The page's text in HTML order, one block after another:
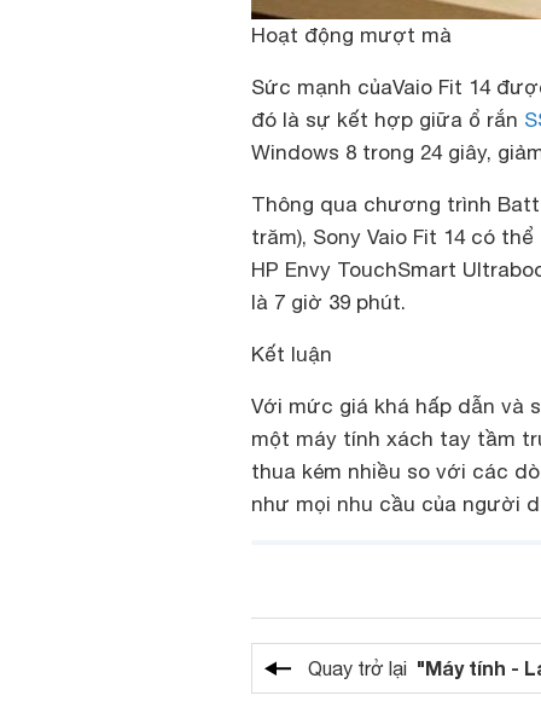
Hoạt động mượt mà
Sức mạnh củaVaio Fit 14
đó là sự kết hợp giữa ổ rắn
Windows 8 trong 24 giây,
Thông qua chương trình
trăm), Sony Vaio Fit 14 có
HP Envy TouchSmart
là 7 giờ 39 phút.
Kết luận
Với mức giá khá hấp dẫn và
một máy tính xách tay tầm
thua kém nhiều so với các
như mọi nhu cầu của người
Quay trở lại "Máy tính -